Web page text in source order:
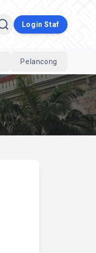
Login Staf
Pelancong